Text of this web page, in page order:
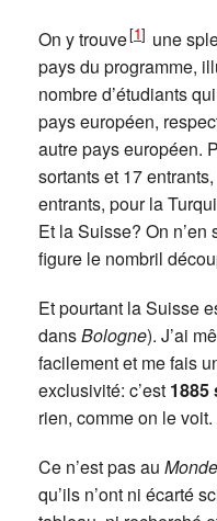
On y trouve[1] une
pays du programme,
nombre d’étudiants
pays européen,
autre pays européen.
sortants et 17
entrants, pour la
Et la Suisse? On
figure le nombril
Et pourtant la Suisse
dansBologne). J’ai
facilement et me fais
exclusivité: c’est 1885
rien, comme on le voit.
Ce n’est pas au Monde
qu’ils n’ont ni écarté